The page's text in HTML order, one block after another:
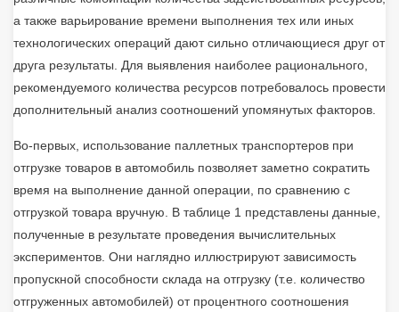
а также варьирование времени выполнения тех или иных
технологических операций дают сильно отличающиеся друг от
друга результаты. Для выявления наиболее рационального,
рекомендуемого количества ресурсов потребовалось провести
дополнительный анализ соотношений упомянутых факторов.
Во-первых, использование паллетных транспортеров при
отгрузке товаров в автомобиль позволяет заметно сократить
время на выполнение данной операции, по сравнению с
отгрузкой товара вручную. В таблице 1 представлены данные,
полученные в результате проведения вычислительных
экспериментов. Они наглядно иллюстрируют зависимость
пропускной способности склада на отгрузку (т.е. количество
отгруженных автомобилей) от процентного соотношения